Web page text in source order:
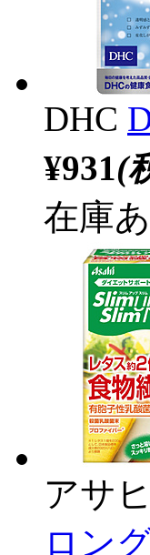
DHC
¥931(
在庫
アサ
ロン